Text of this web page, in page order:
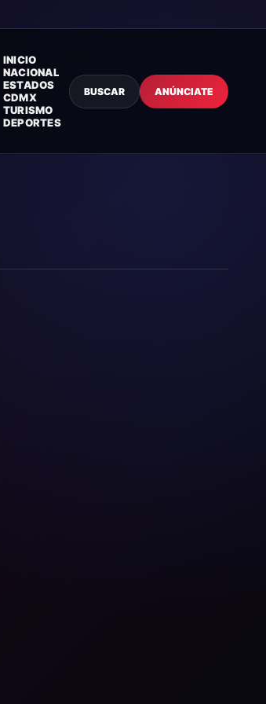
INICIO
NACIONAL
ESTADOS
CDMX
TURISMO
DEPORTES
BUSCAR ANÚNCIATE